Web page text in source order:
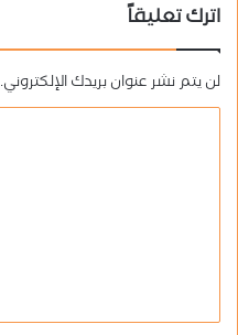
اترك تعليقاً
لن يتم نشر عنوان بريدك الإلكتروني.
ق